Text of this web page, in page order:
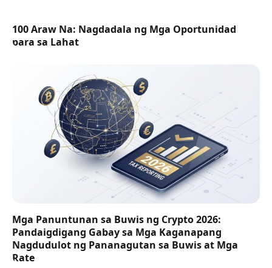
100 Araw Na: Nagdadala ng Mga Oportunidad
para sa Lahat
Mga Panuntunan sa Buwis ng Crypto 2026:
Pandaigdigang Gabay sa Mga Kaganapang
Nagdudulot ng Pananagutan sa Buwis at Mga
Rate